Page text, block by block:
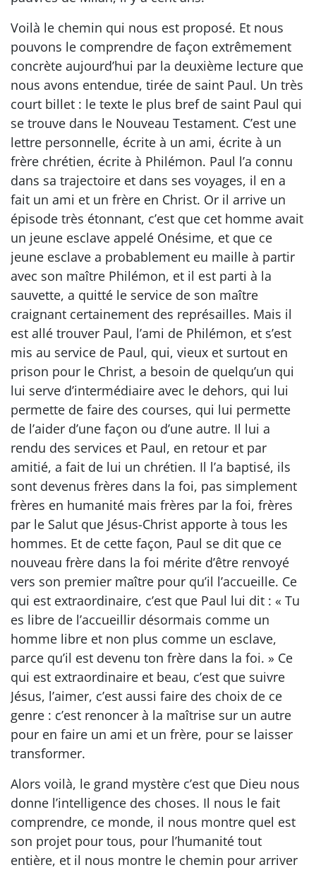
Voilà le chemin qui nous est proposé. Et nous
pouvons le comprendre de façon extrêmement
concrète aujourd’hui par la deuxième lecture que
nous avons entendue, tirée de saint Paul. Un très
court billet : le texte le plus bref de saint Paul qui
se trouve dans le Nouveau Testament. C’est une
lettre personnelle, écrite à un ami, écrite à un
frère chrétien, écrite à Philémon. Paul l’a connu
dans sa trajectoire et dans ses voyages, il en a
fait un ami et un frère en Christ. Or il arrive un
épisode très étonnant, c’est que cet homme avait
un jeune esclave appelé Onésime, et que ce
jeune esclave a probablement eu maille à partir
avec son maître Philémon, et il est parti à la
sauvette, a quitté le service de son maître
craignant certainement des représailles. Mais il
est allé trouver Paul, l’ami de Philémon, et s’est
mis au service de Paul, qui, vieux et surtout en
prison pour le Christ, a besoin de quelqu’un qui
lui serve d’intermédiaire avec le dehors, qui lui
permette de faire des courses, qui lui permette
de l’aider d’une façon ou d’une autre. Il lui a
rendu des services et Paul, en retour et par
amitié, a fait de lui un chrétien. Il l’a baptisé, ils
sont devenus frères dans la foi, pas simplement
frères en humanité mais frères par la foi, frères
par le Salut que Jésus-Christ apporte à tous les
hommes. Et de cette façon, Paul se dit que ce
nouveau frère dans la foi mérite d’être renvoyé
vers son premier maître pour qu’il l’accueille. Ce
qui est extraordinaire, c’est que Paul lui dit : « Tu
es libre de l’accueillir désormais comme un
homme libre et non plus comme un esclave,
parce qu’il est devenu ton frère dans la foi. » Ce
qui est extraordinaire et beau, c’est que suivre
Jésus, l’aimer, c’est aussi faire des choix de ce
genre : c’est renoncer à la maîtrise sur un autre
pour en faire un ami et un frère, pour se laisser
transformer.
Alors voilà, le grand mystère c’est que Dieu nous
donne l’intelligence des choses. Il nous le fait
comprendre, ce monde, il nous montre quel est
son projet pour tous, pour l’humanité tout
entière, et il nous montre le chemin pour arriver